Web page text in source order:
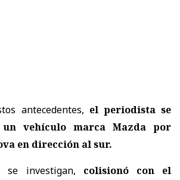
antecedentes, el periodista se
vehículo marca Mazda por
en dirección al sur.
se investigan, colisionó con el